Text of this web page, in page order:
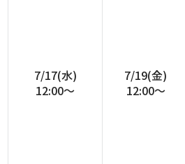
7/17(水)
12:00～
7/19(金)
12:00～